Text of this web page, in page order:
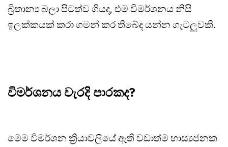
බ්‍රිතාන්‍ය බලා පිටත්ව ගියද, එම විමර්ශනය නිසි
ඉලක්කයක් කරා ගමන් කර තිබේද යන්න ගැටලුවකි.
විමර්ශනය වැරදි පාරකද?
මෙම විමර්ශන ක්‍රියාවලියේ ඇති වඩාත්ම හාස්‍යජනක